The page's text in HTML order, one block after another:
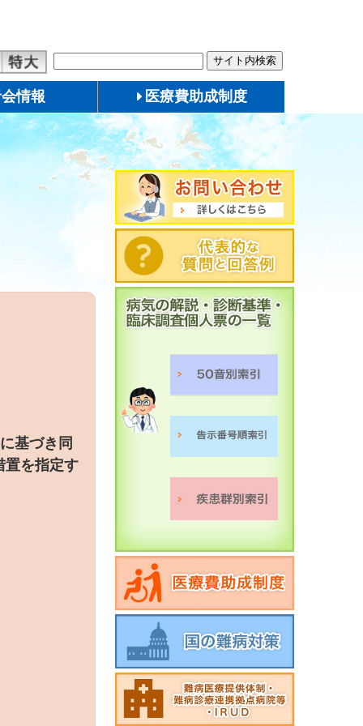
情報 医療費助成制度
基づき同
置を指定す